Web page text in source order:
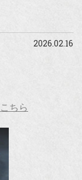
2026.02.16
こちら